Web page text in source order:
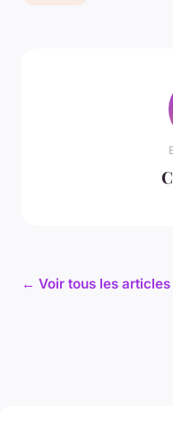
← Voir tous les